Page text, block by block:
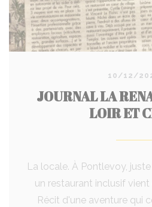
10/12/
JOURNAL LA
LOIR ET
La locale. À Pontlevoy,
un restaurant inclusif
Récit d'une aventure qui